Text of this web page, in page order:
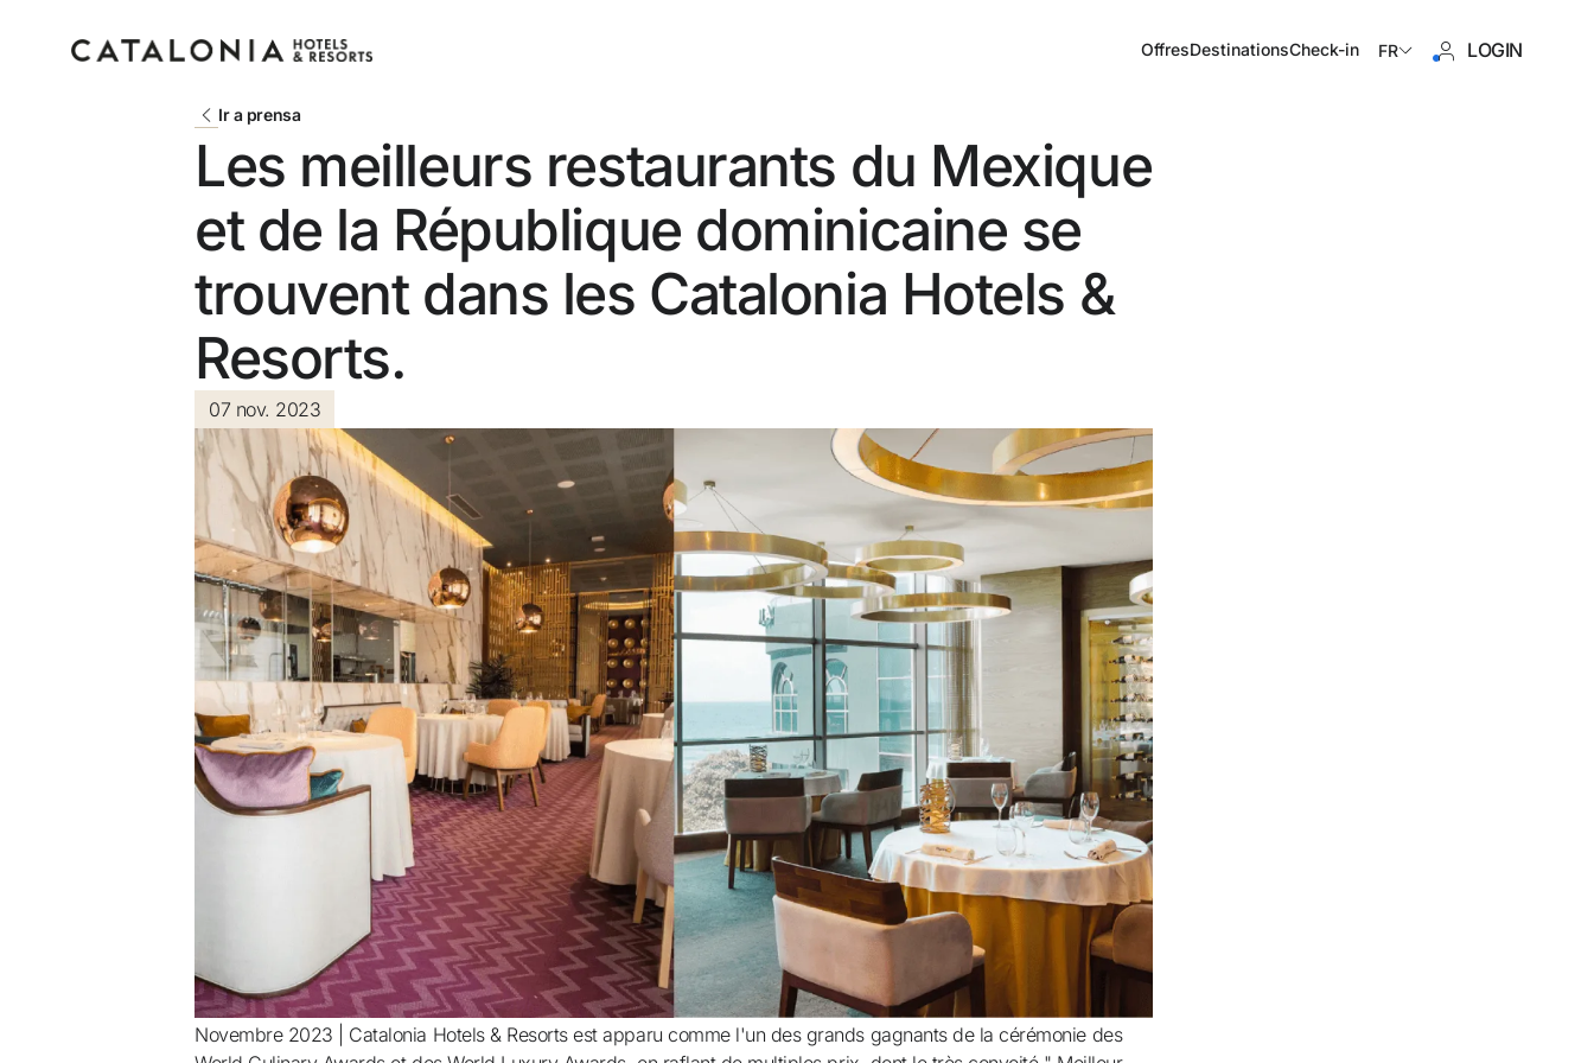
OffresDestinationsCheck-in FR LOGIN
Connectez-vous à votre
compte
LOGIN
Vous avez oublié votre mot de passe ?
ou utilisez l’une de ces options
Connexion via Google
Connexion par adresse électronique uniquement
Vous n'êtes pas encore inscrit ?
Meilleur prix garanti
Annulation gratuite
Gagnez une compensation en espèces avec
vos réservations
Upgrade gratuit
Ir a prensa
Les meilleurs restaurants du Mexique
et de la République dominicaine se
trouvent dans les Catalonia Hotels &
Resorts.
07 nov. 2023
Novembre 2023 | Catalonia Hotels & Resorts est apparu comme l'un des grands gagnants de la cérémonie des